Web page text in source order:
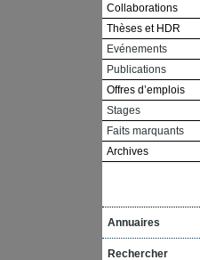
Collaborations
Thèses et HDR
Evénements
Publications
Offres d’emplois
Stages
Faits marquants
Archives
Annuaires
Rechercher